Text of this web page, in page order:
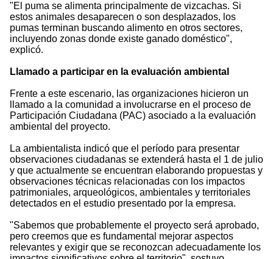
"El puma se alimenta principalmente de vizcachas. Si
estos animales desaparecen o son desplazados, los
pumas terminan buscando alimento en otros sectores,
incluyendo zonas donde existe ganado doméstico",
explicó.
Llamado a participar en la evaluación ambiental
Frente a este escenario, las organizaciones hicieron un
llamado a la comunidad a involucrarse en el proceso de
Participación Ciudadana (PAC) asociado a la evaluación
ambiental del proyecto.
La ambientalista indicó que el período para presentar
observaciones ciudadanas se extenderá hasta el 1 de julio
y que actualmente se encuentran elaborando propuestas y
observaciones técnicas relacionadas con los impactos
patrimoniales, arqueológicos, ambientales y territoriales
detectados en el estudio presentado por la empresa.
"Sabemos que probablemente el proyecto será aprobado,
pero creemos que es fundamental mejorar aspectos
relevantes y exigir que se reconozcan adecuadamente los